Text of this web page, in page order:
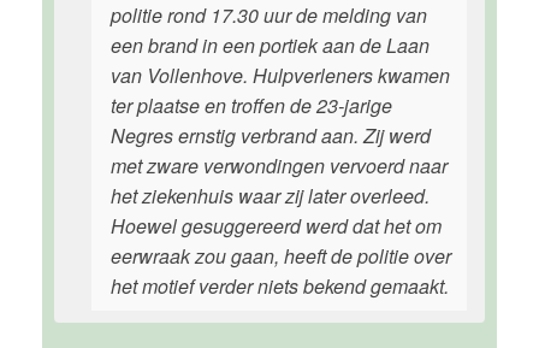
politie rond 17.30 uur de melding van
een brand in een portiek aan de Laan
van Vollenhove. Hulpverleners kwamen
ter plaatse en troffen de 23-jarige
Negres ernstig verbrand aan. Zij werd
met zware verwondingen vervoerd naar
het ziekenhuis waar zij later overleed.
Hoewel gesuggereerd werd dat het om
eerwraak zou gaan, heeft de politie over
het motief verder niets bekend gemaakt.